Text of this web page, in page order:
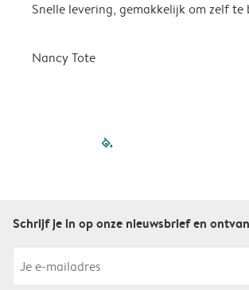
Snelle levering, gemakkelijk om zelf te
Nancy Tote
filled-
Schrijf je in op onze nieuwsbrief en